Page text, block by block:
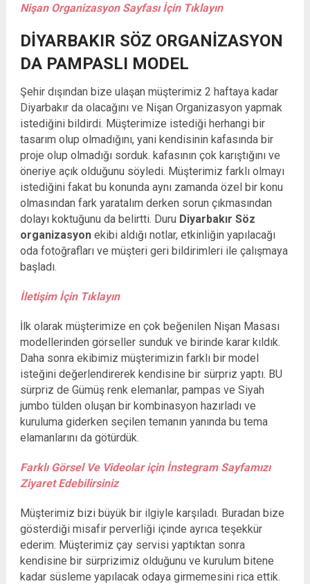
Nişan Organizasyon Sayfası İçin Tıklayın
DIYARBAKIR SÖZ ORGANIZASYON
DA PAMPASLI MODEL
Şehir dışından bize ulaşan müşterimiz 2 haftaya kadar
Diyarbakır da olacağını ve Nişan Organizasyon yapmak
istediğini bildirdi. Müşterimize istediği herhangi bir
tasarım olup olmadığını, yani kendisinin kafasında bir
proje olup olmadığı sorduk. kafasının çok karıştığını ve
öneriye açık olduğunu söyledi. Müşterimiz farklı olmayı
istediğini fakat bu konunda aynı zamanda özel bir konu
olmasından fark yaratalım derken sorun çıkmasından
dolayı koktuğunu da belirtti. Duru Diyarbakır Söz
organizasyonekibi aldığı notlar, etkinliğin yapılacağı
oda fotoğrafları ve müşteri geri bildirimleri ile çalışmaya
başladı.
İletişim İçin Tıklayın
İlk olarak müşterimize en çok beğenilen Nişan Masası
modellerinden görseller sunduk ve birinde karar kıldık.
Daha sonra ekibimiz müşterimizin farklı bir model
isteğini değerlendirerek kendisine bir sürpriz yaptı. BU
sürpriz de Gümüş renk elemanlar, pampas ve Siyah
jumbo tülden oluşan bir kombinasyon hazırladı ve
kuruluma giderken seçilen temanın yanında bu tema
elamanlarını da götürdük.
Farklı Görsel Ve Videolar için İnstegram Sayfamızı
Ziyaret Edebilirsiniz
Müşterimiz bizi büyük bir ilgiyle karşıladı. Buradan bize
gösterdiği misafir perverliği içinde ayrıca teşekkür
ederim. Müşterimiz çay servisi yaptıktan sonra
kendisine bir sürprizimiz olduğunu ve kurulum bitene
kadar süsleme yapılacak odaya girmemesini rica ettik.